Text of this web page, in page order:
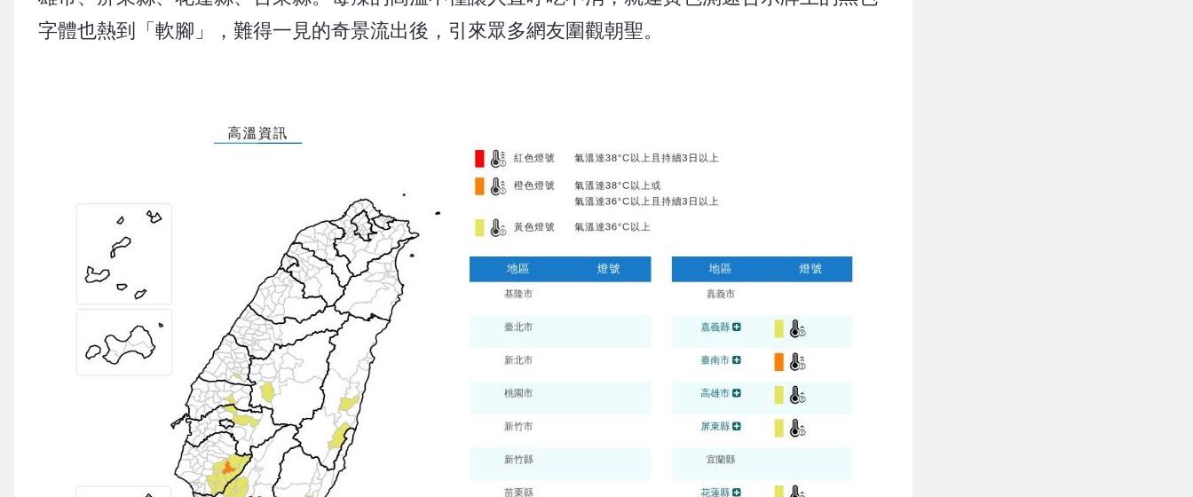
字體也熱到「軟腳」，難得一見的奇景流出後，引來眾多網友圍觀朝聖。